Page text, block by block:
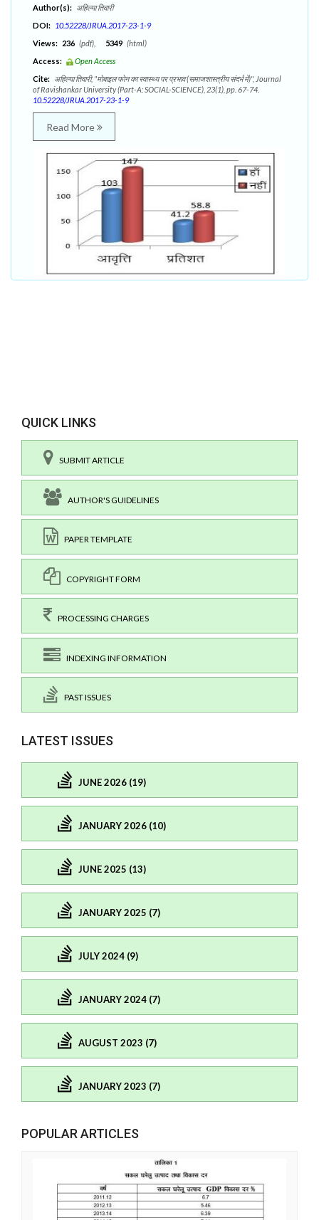
Author(s): अहिल्या तिवारी
DOI: 10.52228/JRUA.2017-23-1-9
Views: 236 (pdf), 5349 (html)
Access:
Open Access
Cite: अहिल्या तिवारी, "मोबाइल फोन का स्वास्थ्य पर प्रभाव (समाजशास्त्रीय संदर्भ में)", Journal
of Ravishankar University (Part-A: SOCIAL-SCIENCE), 23(1), pp. 67-74.
10.52228/JRUA.2017-23-1-9
Read More
QUICK LINKS
SUBMIT ARTICLE
AUTHOR'S GUIDELINES
PAPER TEMPLATE
COPYRIGHT FORM
PROCESSING CHARGES
INDEXING INFORMATION
PAST ISSUES
LATEST ISSUES
JUNE 2026 (19)
JANUARY 2026 (10)
JUNE 2025 (13)
JANUARY 2025 (7)
JULY 2024 (9)
JANUARY 2024 (7)
AUGUST 2023 (7)
JANUARY 2023 (7)
POPULAR ARTICLES